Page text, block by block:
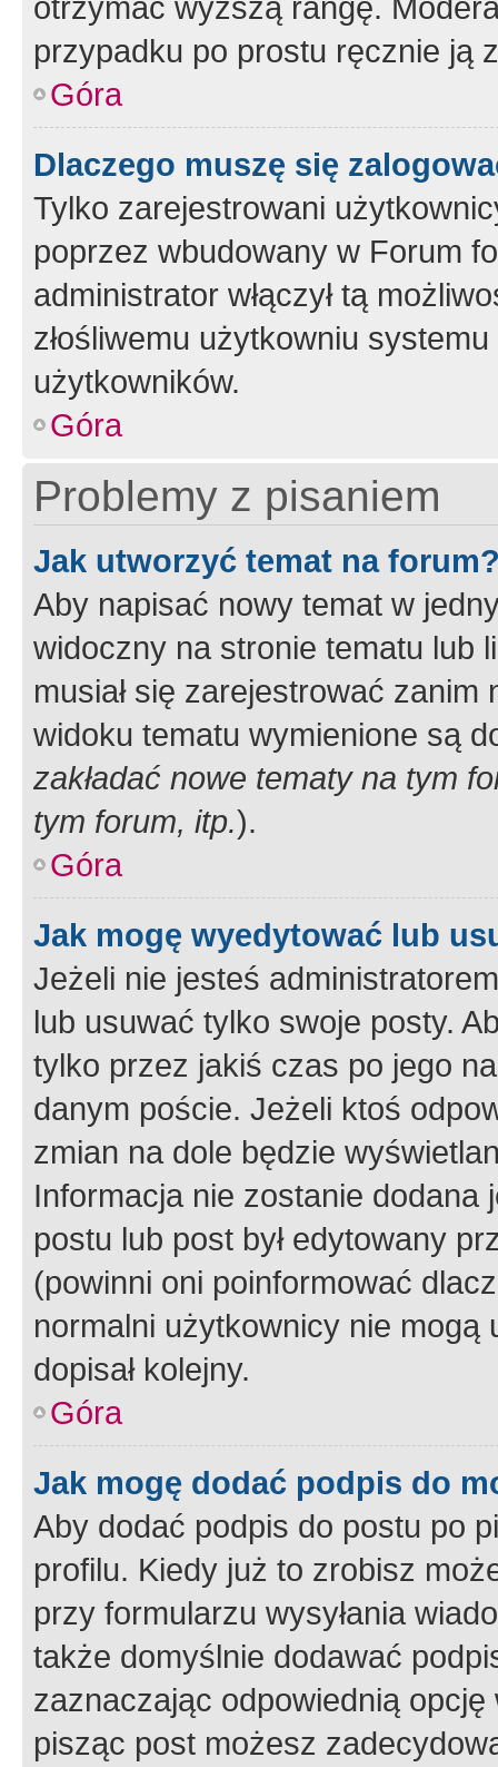
przypadku po prostu ręcznie ją
Góra
Dlaczego muszę się
Tylko zarejestrowani
poprzez wbudowany w Forum
administrator włączył tą
złośliwemu użytkowniu
użytkowników.
Góra
Problemy z pisaniem
Jak utworzyć temat na
Aby napisać nowy temat w
widoczny na stronie tematu lub
musiał się zarejestrować
widoku tematu wymienione są
zakładać nowe tematy na tym
tym forum, itp.).
Góra
Jak mogę wyedytować lub
Jeżeli nie jesteś
lub usuwać tylko swoje posty.
tylko przez jakiś czas po jego
danym poście. Jeżeli ktoś
zmian na dole będzie
Informacja nie zostanie dodana
postu lub post był edytowany
(powinni oni poinformować
normalni użytkownicy nie
dopisał kolejny.
Góra
Jak mogę dodać podpis do
Aby dodać podpis do postu po
profilu. Kiedy już to zrobisz
przy formularzu wysyłania
także domyślnie dodawać
zaznaczając odpowiednią
pisząc post możesz